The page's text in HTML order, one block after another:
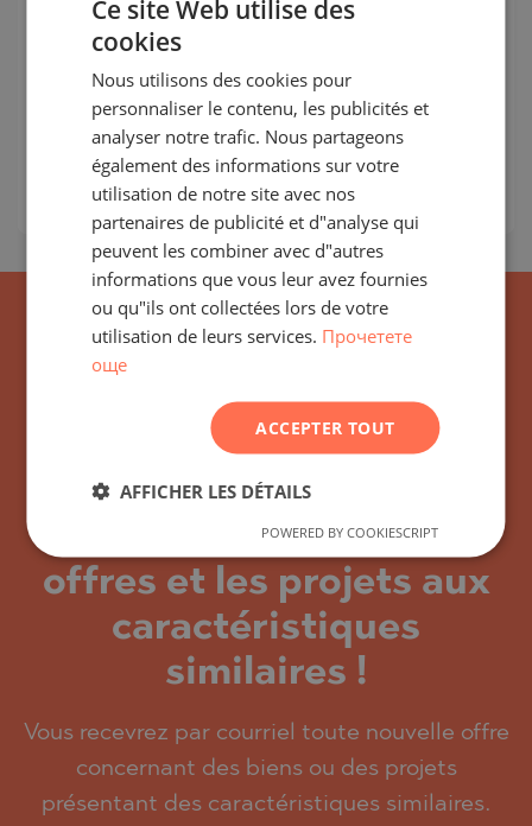
Residences, Cana Bay
PUNTA CANA / LA ALTAGRACIA / RÉPUBLIQUE
DOMINICAINE
CARTE
Classe de construction:
Haut niveau
: 171 543- 526 759€
Prix au m²: 1 840 - 3 472 €/m 2
Abonnez-vous pour
recevoir les dernières
offres et les projets aux
caractéristiques
similaires !
Vous recevrez par courriel toute nouvelle offre
concernant des biens ou des projets
présentant des caractéristiques similaires.
GERMAN
ROMANIAN
Ce site Web utilise des
cookies
Nous utilisons des cookies pour
personnaliser le contenu, les publicités et
analyser notre trafic. Nous partageons
également des informations sur votre
utilisation de notre site avec nos
partenaires de publicité et d"analyse qui
peuvent les combiner avec d"autres
informations que vous leur avez fournies
ou qu"ils ont collectées lors de votre
utilisation de leurs services. Прочетете
още
ACCEPTER TOUT
AFFICHER LES DÉTAILS
POWERED BY COOKIESCRIPT